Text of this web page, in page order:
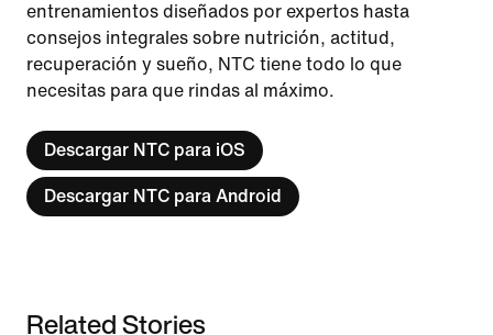
entrenamientos diseñados por expertos hasta
consejos integrales sobre nutrición, actitud,
recuperación y sueño, NTC tiene todo lo que
necesitas para que rindas al máximo.
Descargar NTC para iOS
Descargar NTC para Android
Related Stories